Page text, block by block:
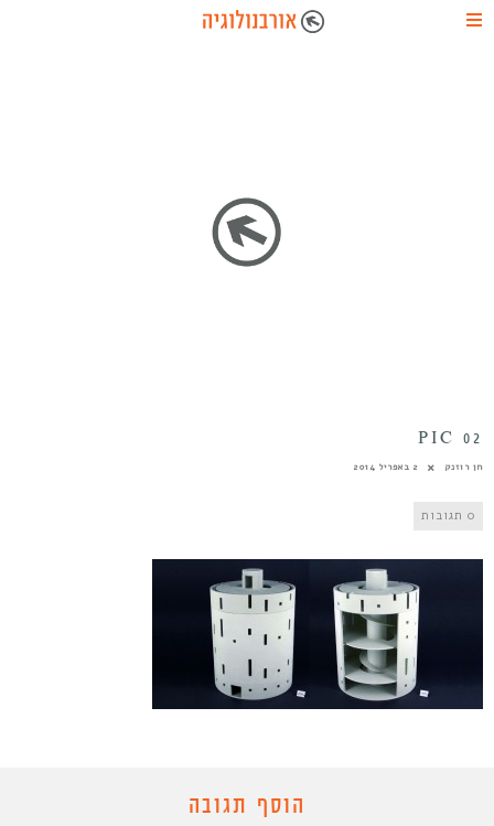
PIC 02
חן רוזנק 2 באפריל 2014
0 תגובות
הוסף תגובה